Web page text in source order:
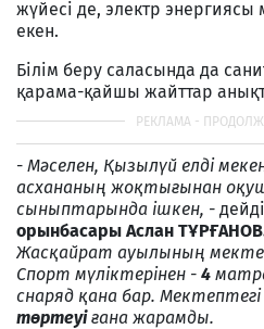
жүйесі де, электр энергиясы
екен.
Білім беру саласында да
қарама-қайшы жайттар
- Мәселен, Қызылүй елді
асхананың жоқтығынан
сыныптарында ішкен, - дейді
орынбасары Аслан
Жасқайрат ауылының
Спорт мүліктерінен - 4
снаряд қана бар. Мектептегі
төртеуіғана жарамды.